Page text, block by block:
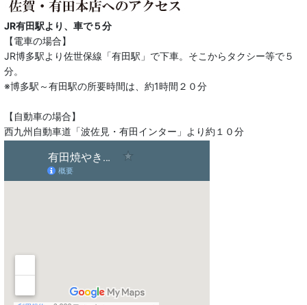
JR有田駅より、車で５分
【電車の場合】
JR博多駅より佐世保線「有田駅」で下車。そこからタクシー等で５
分。
※博多駅～有田駅の所要時間は、約1時間２０分
【自動車の場合】
西九州自動車道「波佐見・有田インター」より約１０分